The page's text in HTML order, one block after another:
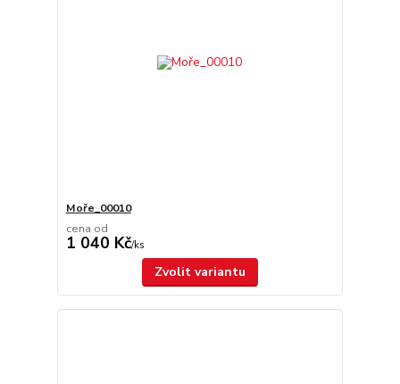
Moře_00010
cena od
1 040 Kč/ks
Zvolit variantu